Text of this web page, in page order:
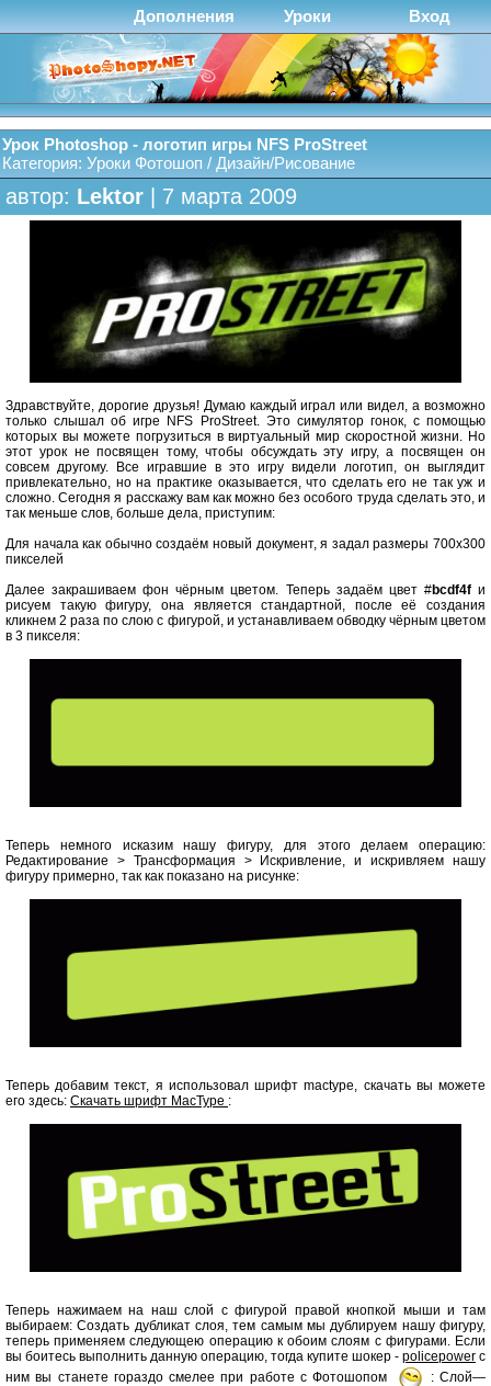
Дополнения Уроки Вход
Урок Photoshop - логотип игры NFS ProStreet
Категория: Уроки Фотошоп / Дизайн/Рисование
автор: Lektor | 7 марта 2009
Здравствуйте, дорогие друзья! Думаю каждый играл или видел, а возможно
только слышал об игре NFS ProStreet. Это симулятор гонок, с помощью
которых вы можете погрузиться в виртуальный мир скоростной жизни. Но
этот урок не посвящен тому, чтобы обсуждать эту игру, а посвящен он
совсем другому. Все игравшие в это игру видели логотип, он выглядит
привлекательно, но на практике оказывается, что сделать его не так уж и
сложно. Сегодня я расскажу вам как можно без особого труда сделать это, и
так меньше слов, больше дела, приступим:
Для начала как обычно создаём новый документ, я задал размеры 700х300
пикселей
Далее закрашиваем фон чёрным цветом. Теперь задаём цвет #bcdf4fи
рисуем такую фигуру, она является стандартной, после её создания
кликнем 2 раза по слою с фигурой, и устанавливаем обводку чёрным цветом
в 3 пикселя:
Теперь немного исказим нашу фигуру, для этого делаем операцию:
Редактирование > Трансформация > Искривление, и искривляем нашу
фигуру примерно, так как показано на рисунке:
Теперь добавим текст, я использовал шрифт mactype, скачать вы можете
его здесь: Скачать шрифт MacType :
Теперь нажимаем на наш слой с фигурой правой кнопкой мыши и там
выбираем: Создать дубликат слоя, тем самым мы дублируем нашу фигуру,
теперь применяем следующею операцию к обоим слоям с фигурами. Если
вы боитесь выполнить данную операцию, тогда купите шокер - policepower с
ним вы станете гораздо смелее при работе с Фотошопом
: Слой—